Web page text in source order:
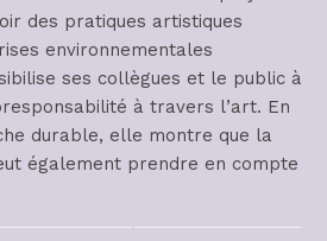
des pratiques artistiques
environnementales
ses collègues et le public à
à travers l’art. En
durable, elle montre que la
également prendre en compte